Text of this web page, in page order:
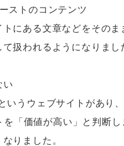
ストのコンテンツ
にある文章などをその
扱われるようになりまし
い
いうウェブサイトがあり
「価値が高い」と判断
りました。